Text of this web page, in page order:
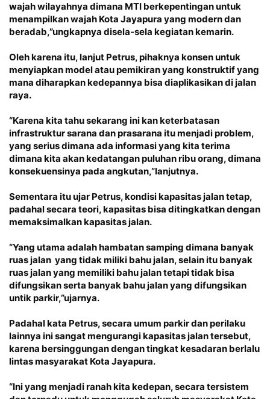
wajah wilayahnya dimana MTI berkepentingan untuk
menampilkan wajah Kota Jayapura yang modern dan
beradab,”ungkapnya disela-sela kegiatan kemarin.
Oleh karena itu, lanjut Petrus, pihaknya konsen untuk
menyiapkan model atau pemikiran yang konstruktif yang
mana diharapkan kedepannya bisa diaplikasikan di jalan
raya.
“Karena kita tahu sekarang ini kan keterbatasan
infrastruktur sarana dan prasarana itu menjadi problem,
yang serius dimana ada informasi yang kita terima
dimana kita akan kedatangan puluhan ribu orang, dimana
konsekuensinya pada angkutan,”lanjutnya.
Sementara itu ujar Petrus, kondisi kapasitas jalan tetap,
padahal secara teori, kapasitas bisa ditingkatkan dengan
memaksimalkan kapasitas jalan.
“Yang utama adalah hambatan samping dimana banyak
ruas jalan yang tidak miliki bahu jalan, selain itu banyak
ruas jalan yang memiliki bahu jalan tetapi tidak bisa
difungsikan serta banyak bahu jalan yang difungsikan
untik parkir,”ujarnya.
Padahal kata Petrus, secara umum parkir dan perilaku
lainnya ini sangat mengurangi kapasitas jalan tersebut,
karena bersinggungan dengan tingkat kesadaran berlalu
lintas masyarakat Kota Jayapura.
“Ini yang menjadi ranah kita kedepan, secara tersistem